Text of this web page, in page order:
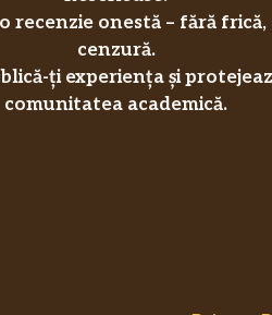
recenzie onestă – fără frică,
cenzură.
ți experiența și
comunitatea academică.